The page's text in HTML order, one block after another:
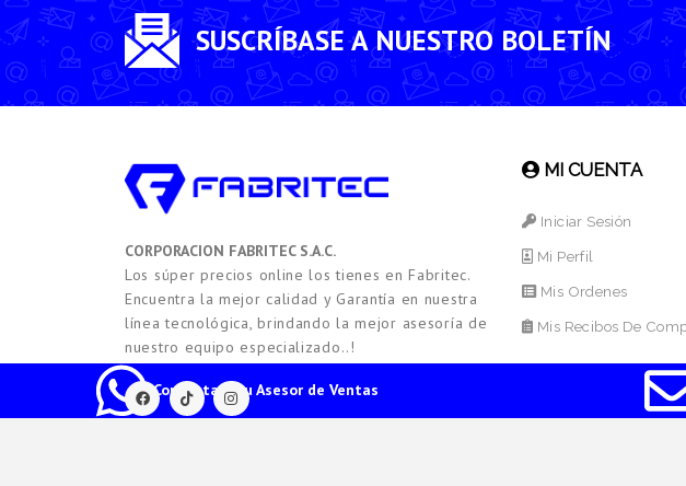
SUSCRÍBASE A NUESTRO BOLETÍN
Contacta a tu Asesor de Ventas
CORPORACION FABRITEC S.A.C.
Los súper precios online los tienes en Fabritec.
Encuentra la mejor calidad y Garantía en nuestra
línea tecnológica, brindando la mejor asesoría de
nuestro equipo especializado..!
MI CUENTA
Iniciar Sesión
Mi Perfil
Mis Ordenes
Mis Recibos De